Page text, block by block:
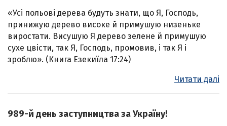
«Усі польові дерева будуть знати, що Я, Господь,
принижую дерево високе й примушую низеньке
виростати. Висушую Я дерево зелене й примушую
сухе цвісти, так Я, Господь, промовив, і так Я і
зроблю». (Книга Езекиїла 17:24)
Читати далі
989-й день заступництва за Україну!